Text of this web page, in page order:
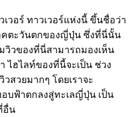
เวอร์ ทาวเวอร์แห่งนี้ ขึ้นชื่อว่า
คตะวันตกของญี่ปุ่น ซึ่งที่นี่นั้น
วิวของที่นี่สามารถมองเห็น
ไฮไลท์ของที่นี้จะเป็น ช่วง
สวยมากๆ โดยเราจะ
บฟ้าตกลงสู่ทะเลญี่ปุ่น เป็น
อื่น